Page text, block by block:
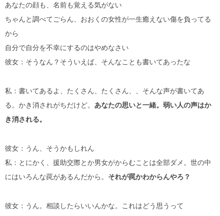
あなたの顔も、名前も覚える気がない
ちゃんと調べてごらん、おおくの女性が一生癒えない傷を負ってる
から
自分で自分を不幸にするのはやめなさい
彼女：そうなん？そういえば、そんなことも書いてあったな
私：書いてあるよ、たくさん、たくさん、、そんな声が書いてあ
る。かき消されがちだけど。 あなたの思いと一緒。弱い人の声はか
き消される。
彼女：うん、そうかもしれん
私：とにかく、援助交際とか男女がからむことは全部ダメ。世の中
にはいろんな罠があるんだから。 それが罠かわからんやろ？
彼女：うん。相談したらいいんかな。これはどう思うって